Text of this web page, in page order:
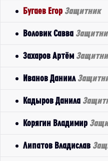
Бугаев Егор Защитник
Воловик Савва
Захаров Артём
Иванов Даниил
Кадыров Данила
Корягин Владимир
Липатов Владислав